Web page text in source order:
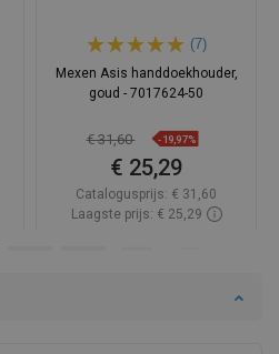
(7)
Mexen Asis handdoekhouder,
goud - 7017624-50
€ 31,60 -19,97%
€ 25,29
Catalogusprijs: € 31,60
Laagste prijs: € 25,29